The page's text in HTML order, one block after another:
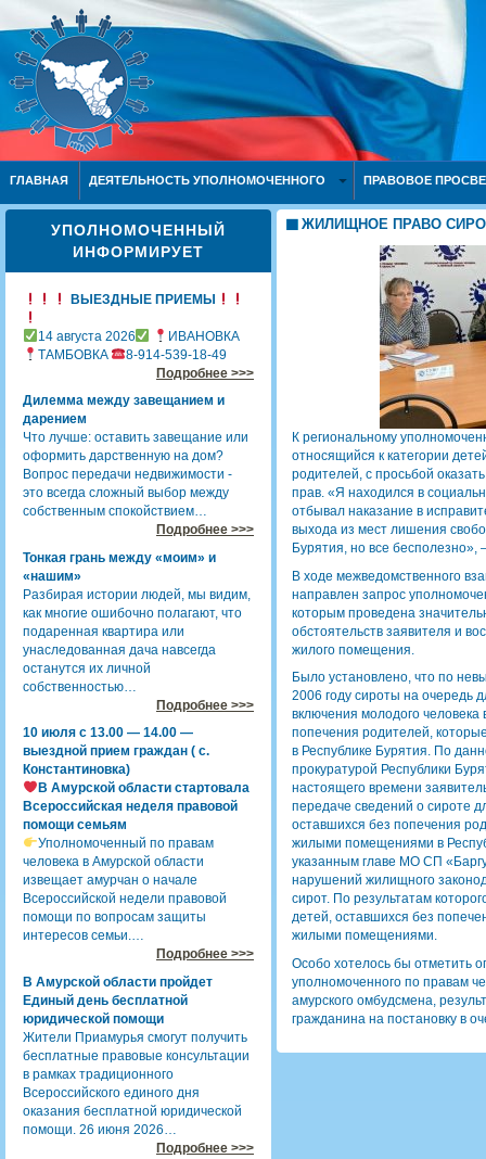
ГЛАВНАЯ ДЕЯТЕЛЬНОСТЬ УПОЛНОМОЧЕННОГО ПРАВОВОЕ
УПОЛНОМОЧЕННЫЙ
ИНФОРМИРУЕТ
ВЫЕЗДНЫЕ ПРИЕМЫ
14 августа 2026
ИВАНОВКА
ТАМБОВКА
8-914-539-18-49
Подробнее >>>
Дилемма между завещанием и
дарением
Что лучше: оставить завещание или
оформить дарственную на дом?
Вопрос передачи недвижимости -
это всегда сложный выбор между
собственным спокойствием…
Подробнее >>>
Тонкая грань между «моим» и
«нашим»
Разбирая истории людей, мы видим,
как многие ошибочно полагают, что
подаренная квартира или
унаследованная дача навсегда
останутся их личной
собственностью…
Подробнее >>>
10 июля с 13.00 — 14.00 —
выездной прием граждан ( с.
Константиновка)
В Амурской области стартовала
Всероссийская неделя правовой
помощи семьям
Уполномоченный по правам
человека в Амурской области
извещает амурчан о начале
Всероссийской недели правовой
помощи по вопросам защиты
интересов семьи.…
Подробнее >>>
В Амурской области пройдет
Единый день бесплатной
юридической помощи
Жители Приамурья смогут получить
бесплатные правовые консультации
в рамках традиционного
Всероссийского единого дня
оказания бесплатной юридической
помощи. 26 июня 2026…
Подробнее >>>
ЖИЛИЩНОЕ ПРАВО
К региональному
относящийся к категории
родителей, с просьбой
прав. «Я находился в
отбывал наказание в
выхода из мест лишения
Бурятия, но все
В ходе межведомственного
направлен запрос
которым проведена
обстоятельств заявителя и
жилого помещения.
Было установлено, что по
2006 году сироты на очередь
включения молодого человека
попечения родителей,
в Республике Бурятия. По
прокуратурой Республики
настоящего времени
передаче сведений о сироте
оставшихся без попечения
жилыми помещениями в
указанным главе МО СП
нарушений жилищного
сирот. По результатам
детей, оставшихся без
жилыми помещениями.
Особо хотелось бы отметить
уполномоченного по правам
амурского омбудсмена,
гражданина на постановку в